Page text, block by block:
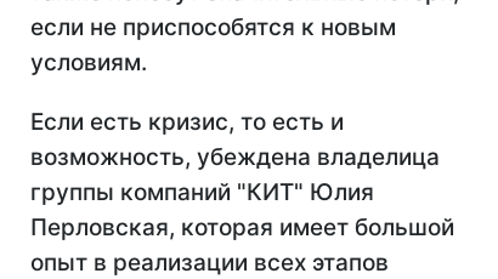
если не приспособятся к новым
условиям.
Если есть кризис, то есть и
возможность, убеждена владелица
группы компаний "КИТ" Юлия
Перловская, которая имеет большой
опыт в реализации всех этапов